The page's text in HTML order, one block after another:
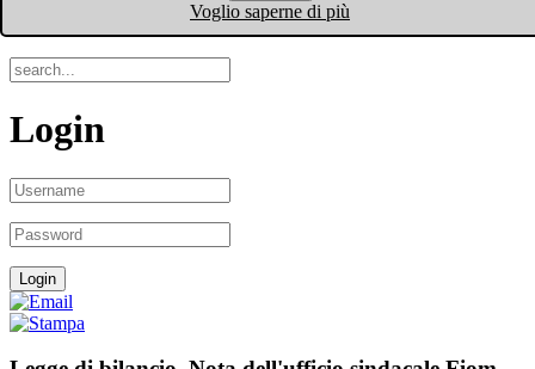
Voglio saperne di più
Login